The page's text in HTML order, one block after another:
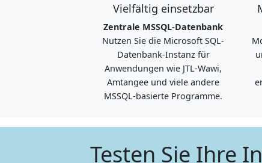
Vielfältig einsetzbar
Zentrale MSSQL-Datenbank
Nutzen Sie die Microsoft SQL-
Datenbank-Instanz für
Anwendungen wie JTL-Wawi,
Amtangee und viele andere
MSSQL-basierte Programme.
Testen Sie Ihre